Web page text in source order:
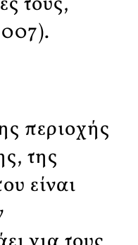
περιοχής
της
είναι